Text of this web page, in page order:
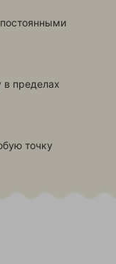
пределах
точку